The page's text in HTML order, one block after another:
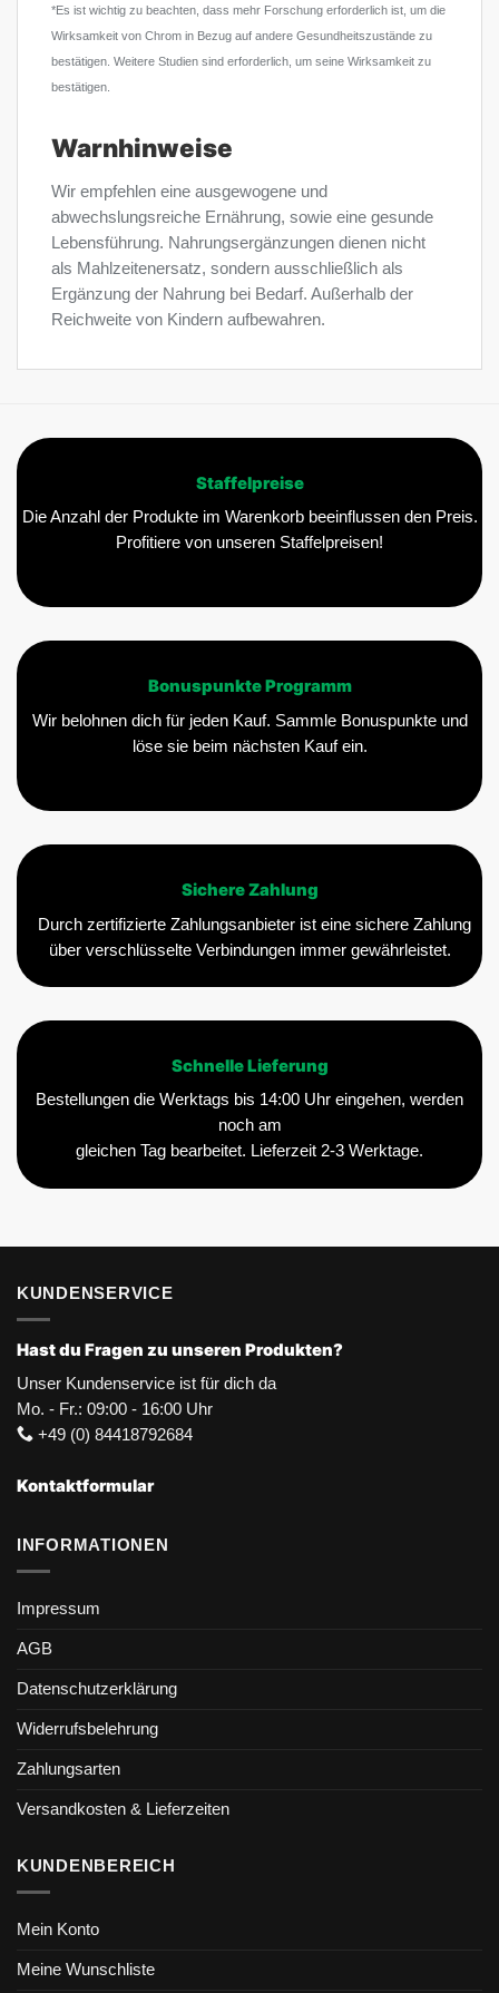
*Es ist wichtig zu beachten, dass mehr Forschung erforderlich ist, um die
Wirksamkeit von Chrom in Bezug auf andere Gesundheitszustände zu
bestätigen. Weitere Studien sind erforderlich, um seine Wirksamkeit zu
bestätigen.
Warnhinweise
Wir empfehlen eine ausgewogene und
abwechslungsreiche Ernährung, sowie eine gesunde
Lebensführung. Nahrungsergänzungen dienen nicht
als Mahlzeitenersatz, sondern ausschließlich als
Ergänzung der Nahrung bei Bedarf. Außerhalb der
Reichweite von Kindern aufbewahren.
Staffelpreise
Die Anzahl der Produkte im Warenkorb beeinflussen den Preis.
Profitiere von unseren Staffelpreisen!
Bonuspunkte Programm
Wir belohnen dich für jeden Kauf. Sammle Bonuspunkte und
löse sie beim nächsten Kauf ein.
Sichere Zahlung
Durch zertifizierte Zahlungsanbieter ist eine sichere Zahlung
über verschlüsselte Verbindungen immer gewährleistet.
Schnelle Lieferung
Bestellungen die Werktags bis 14:00 Uhr eingehen, werden
noch am
gleichen Tag bearbeitet. Lieferzeit 2-3 Werktage.
KUNDENSERVICE
Hast du Fragen zu unseren Produkten?
Unser Kundenservice ist für dich da
Mo. - Fr.: 09:00 - 16:00 Uhr
+49 (0) 84418792684
Kontaktformular
INFORMATIONEN
Impressum
AGB
Datenschutzerklärung
Widerrufsbelehrung
Zahlungsarten
Versandkosten & Lieferzeiten
KUNDENBEREICH
Mein Konto
Meine Wunschliste